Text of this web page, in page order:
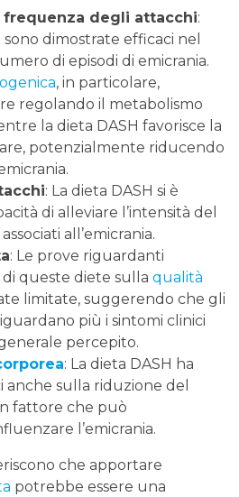
frequenza degli attacchi:
sono dimostrate efficaci nel
di episodi di emicrania.
, in particolare,
regolando il metabolismo
la dieta DASH favorisce la
potenzialmente riducendo
: La dieta DASH si è
di alleviare l’intensità del
all’emicrania.
: Le prove riguardanti
di queste diete sulla qualità
limitate, suggerendo che gli
più i sintomi clinici
percepito.
: La dieta DASH ha
anche sulla riduzione del
fattore che può
l’emicrania.
che apportare
potrebbe essere una